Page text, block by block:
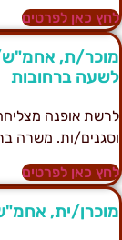
כאן לפרטים
ברחובות
אופנה
ות. משרה ברחובות
כאן לפרטים
ית,